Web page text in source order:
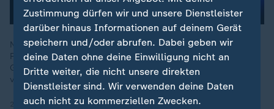
Nach Trumps Rede in Davos gibt es Bewegung: Der US-
Präsident spricht von ersten Schritten zu einem möglichen
Grönland-Deal. Ein überraschendes Signal nach einem Tag
voller Kritik an Europa.
22.01.2026 | 2:39 min
Zustimmung dürfen wir und unsere Dienstleister
darüber hinaus Informationen auf deinem Gerät
speichern und/oder abrufen. Dabei geben wir
deine Daten ohne deine Einwilligung nicht an
Dritte weiter, die nicht unsere direkten
Dienstleister sind. Wir verwenden deine Daten
auch nicht zu kommerziellen Zwecken.